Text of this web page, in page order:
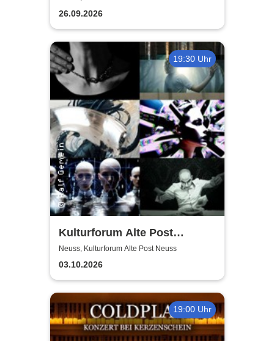
26.09.2026
19:30 Uhr
Kulturforum Alte Post
presents: Layers Respond
Neuss, Kulturforum Alte Post Neuss
03.10.2026
19:00 Uhr